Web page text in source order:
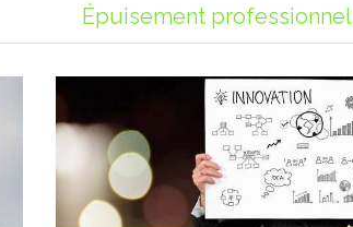
Épuisement professionnel